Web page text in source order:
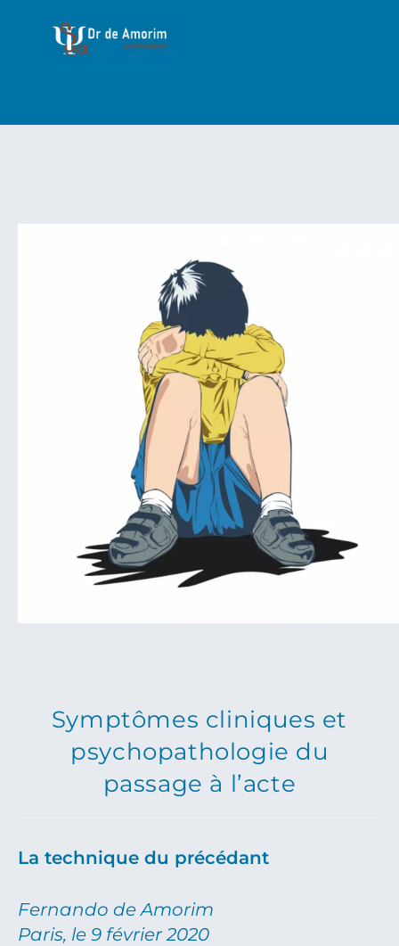
Symptômes cliniques et
psychopathologie du
passage à l’acte
La technique du précédant
Fernando de Amorim
Paris, le 9 février 2020